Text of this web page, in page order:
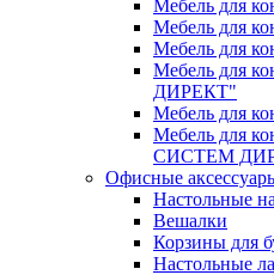
Мебель для
Мебель для
Мебель для
Мебель для
ДИРЕКТ"
Мебель для
Мебель для
СИСТЕМ
Офисные
Настольные
Вешалки
Корзины для
Настольные